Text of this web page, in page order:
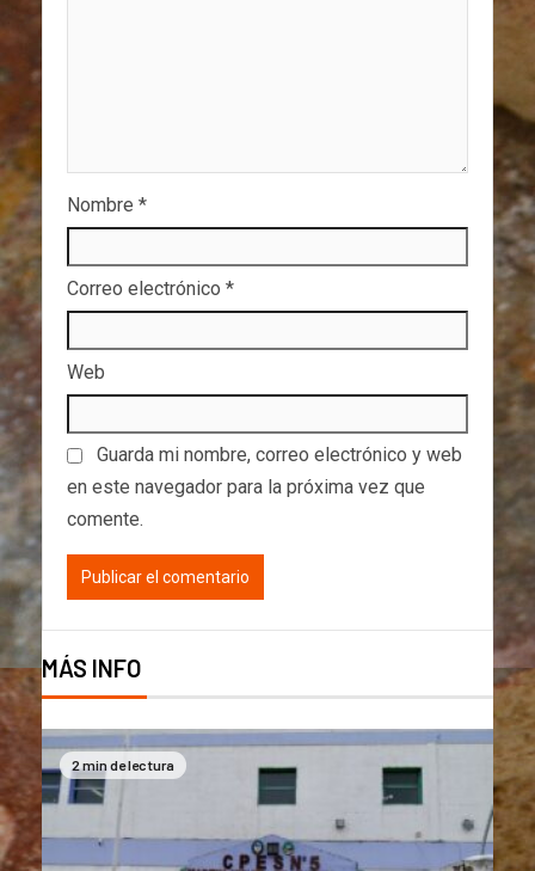
Nombre *
Correo electrónico *
Web
Guarda mi nombre, correo electrónico y web
en este navegador para la próxima vez que
comente.
MÁS INFO
2 min de lectura